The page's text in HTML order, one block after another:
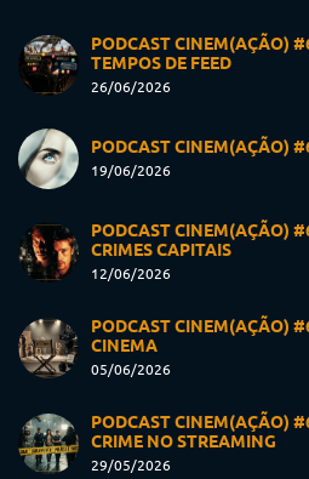
PODCAST CINEM(AÇÃO)
TEMPOS DE FEED
26/06/2026
PODCAST CINEM(AÇÃO)
19/06/2026
PODCAST CINEM(AÇÃO)
CRIMES CAPITAIS
12/06/2026
PODCAST CINEM(AÇÃO)
CINEMA
05/06/2026
PODCAST CINEM(AÇÃO)
CRIME NO STREAMING
29/05/2026